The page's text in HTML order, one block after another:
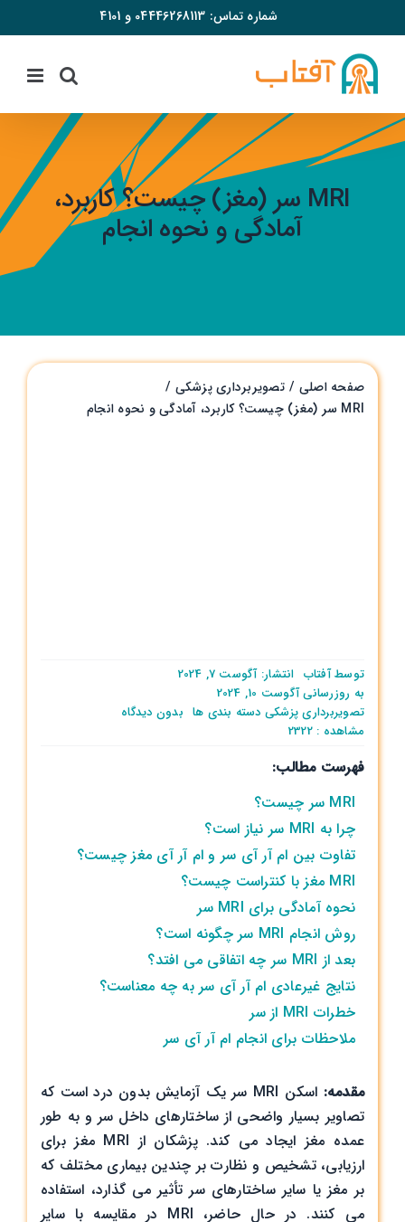
به
محتوا
شماره تماس: 04446268113 و 4101
MRI سر (مغز) چیست؟ کاربرد،
آمادگی و نحوه انجام
صفحه اصلی
تصویربرداری پزشکی
MRI سر (مغز) چیست؟ کاربرد، آمادگی و نحوه انجام
توسطآفتاب انتشار: آگوست 7, 2024
به روزرسانی آگوست 10, 2024
تصویربرداری پزشکی دسته بندی ها بدون ديدگاهon
نحوه
مشاهده : 2322
فهرست مطالب:
MRI سر چیست؟
چرا به MRI سر نیاز است؟
تفاوت بین ام آر آی سر و ام آر آی مغز چیست؟
MRI مغز با کنتراست چیست؟
نحوه آمادگی برای MRI سر
روش انجام MRI سر چگونه است؟
بعد از MRI سر چه اتفاقی می افتد؟
نتایج غیرعادی ام آر آی سر به چه معناست؟
خطرات MRI از سر
ملاحظات برای انجام ام آر آی سر
مقدمه:
اسکن MRI سر یک آزمایش بدون درد است که
تصاویر بسیار واضحی از ساختارهای داخل سر و به طور
عمده مغز ایجاد می کند. پزشکان از MRI ​​مغز برای
ارزیابی، تشخیص و نظارت بر چندین بیماری مختلف که
بر مغز یا سایر ساختارهای سر تأثیر می گذارد، استفاده
می کنند. در حال حاضر، MRI در مقایسه با سایر